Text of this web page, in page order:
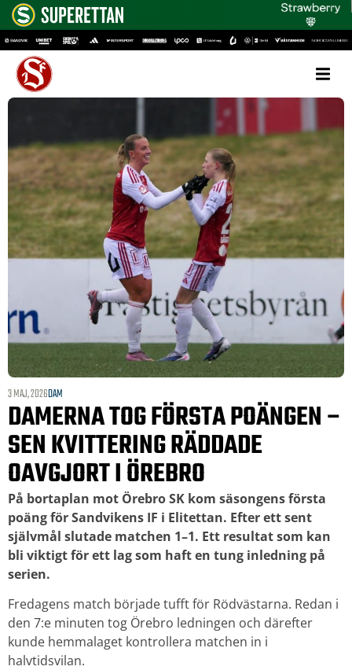
3 MAJ, 2026DAM
DAMERNA TOG FÖRSTA POÄNGEN –
SEN KVITTERING RÄDDADE
OAVGJORT I ÖREBRO
På bortaplan mot Örebro SK kom säsongens första
poäng förSandvikens IF i Elitettan. Efter ett sent
självmål slutade matchen 1–1. Ett resultat som kan
bli viktigt för ett lag som haft en tung inledning på
serien.
Fredagens match började tufft för Rödvästarna. Redan i
den 7:e minuten tog Örebro ledningen och därefter
kunde hemmalaget kontrollera matchen in i
halvtidsvilan.